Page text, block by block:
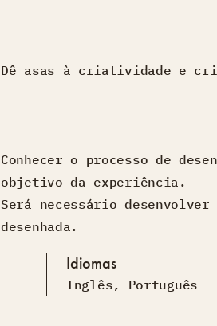
Dê asas à criatividade e
Conhecer o processo de
objetivo da experiência.
Será necessário
desenhada.
Idiomas
Inglês, Português